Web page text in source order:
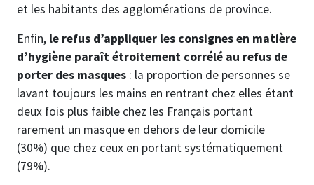
et les habitants des agglomérations de province.
Enfin, le refus d’appliquer les consignes en matière
d’hygiène paraît étroitement corrélé au refus de
porter des masques : la proportion de personnes se
lavant toujours les mains en rentrant chez elles étant
deux fois plus faible chez les Français portant
rarement un masque en dehors de leur domicile
(30%) que chez ceux en portant systématiquement
(79%).